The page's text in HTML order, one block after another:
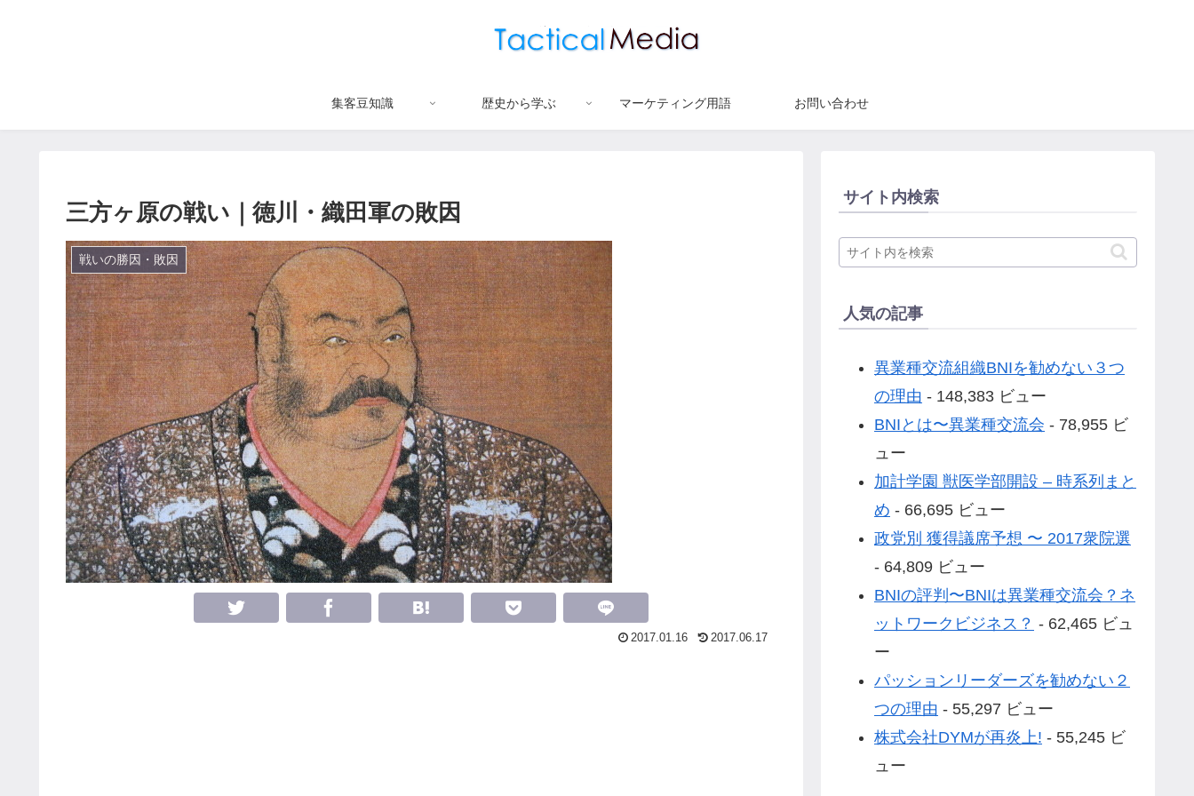
集客豆知識 歴史から学ぶ マーケティング用語 お問い合わせ
三方ヶ原の戦い｜徳川・織田軍の敗因
戦いの勝因・敗因
2017.01.16 2017.06.17
サイト内検索
人気の記事
異業種交流組織BNIを勧めない３つ
の理由 - 148,383 ビュー
BNIとは〜異業種交流会 - 78,955 ビ
ュー
加計学園 獣医学部開設 – 時系列まと
め - 66,695 ビュー
政党別 獲得議席予想 〜 2017衆院選
- 64,809 ビュー
BNIの評判〜BNIは異業種交流会？ネ
ットワークビジネス？ - 62,465 ビュ
ー
パッションリーダーズを勧めない２
つの理由 - 55,297 ビュー
株式会社DYMが再炎上! - 55,245 ビ
ュー